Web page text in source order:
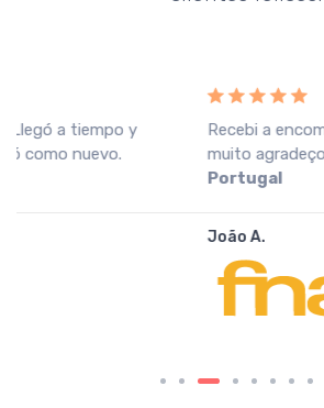
Recebi a encomenda em perfeitas
muito agradeço. Recomendo o